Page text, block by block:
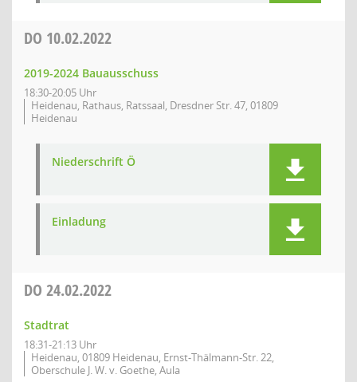
DO 10.02.2022
2019-2024 Bauausschuss
18:30-20:05 Uhr
Heidenau, Rathaus, Ratssaal, Dresdner Str. 47, 01809
Heidenau
Niederschrift Ö
Einladung
DO 24.02.2022
Stadtrat
18:31-21:13 Uhr
Heidenau, 01809 Heidenau, Ernst-Thälmann-Str. 22,
Oberschule J. W. v. Goethe, Aula